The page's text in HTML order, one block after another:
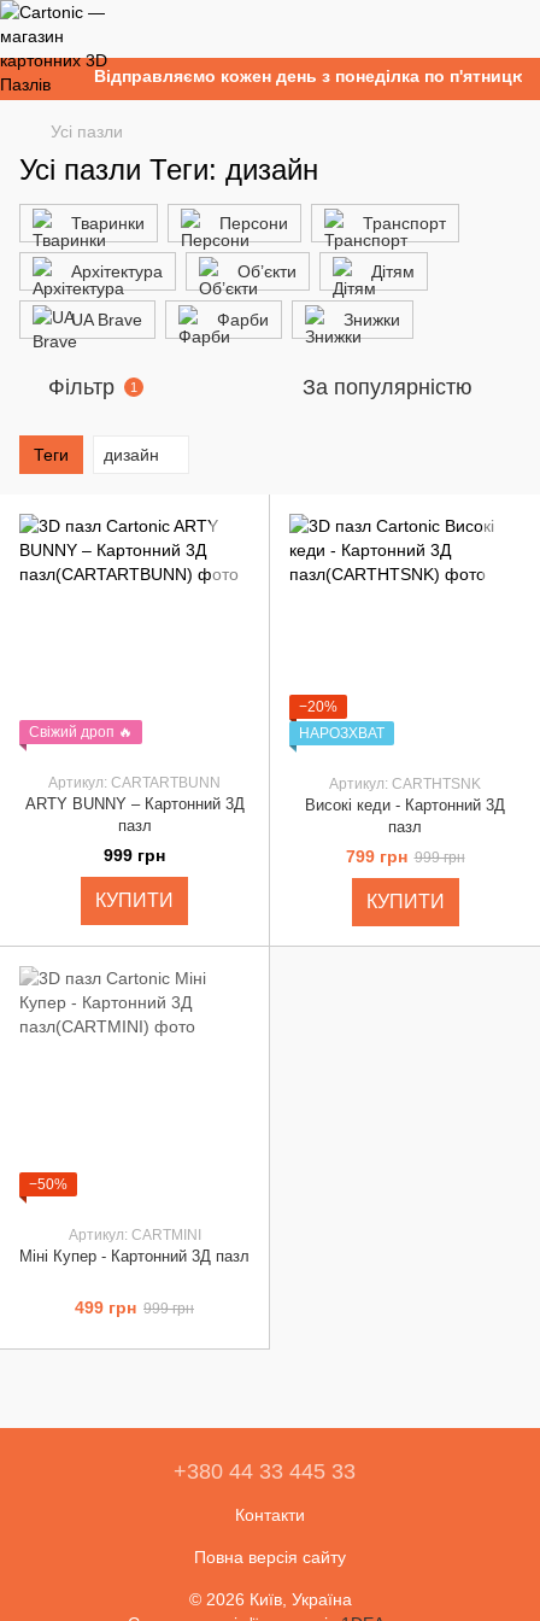
Відправляємо кожен день з понеділка по п'ятницю.
Усі пазли
Усі пазли Теги: дизайн
Тваринки Персони Транспорт
Архітектура Об’єкти Дітям
UA Brave Фарби Знижки
Фільтр 1 За популярністю
Теги дизайн
Свіжий дроп 🔥
Артикул: CARTARTBUNN
ARTY BUNNY – Картонний 3Д
пазл
999 грн
КУПИТИ
−20%
НАРОЗХВАТ
Артикул: CARTHTSNK
Високі кеди - Картонний 3Д
пазл
799 грн 999 грн
КУПИТИ
−50%
Артикул: CARTMINI
Міні Купер - Картонний 3Д пазл
499 грн 999 грн
+380 44 33 445 33
Контакти
Повна версія сайту
© 2026 Київ, Україна